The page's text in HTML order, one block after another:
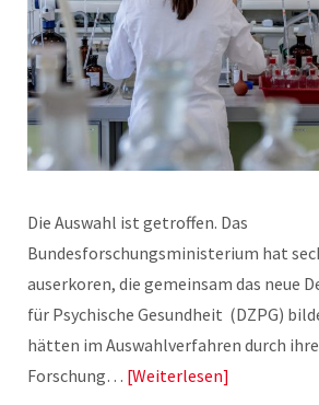
Die Auswahl ist getroffen. Das
Bundesforschungsministerium hat
auserkoren, die gemeinsam das neue
für Psychische Gesundheit (DZPG)
hätten im Auswahlverfahren durch
Forschung… Weiterlesen